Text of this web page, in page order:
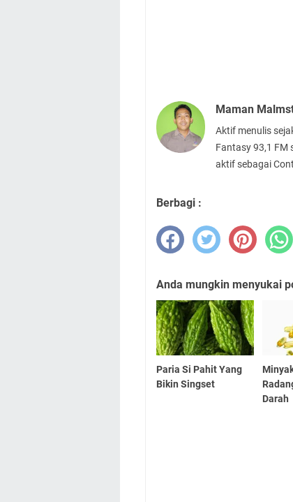
Maman
Aktif menulis
Fantasy 93,1 FM
aktif sebagai
Berbagi :
Anda mungkin menyukai
Paria Si Pahit Yang
Bikin Singset
Darah